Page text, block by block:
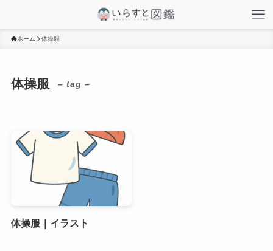
ホーム 体操服
体操服 – tag –
体操服｜イラスト